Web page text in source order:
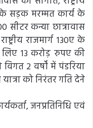
के सड़क मरम्मत कार्य के
कन्या छात्रावास
राजमार्ग 130ए के
13 करोड़ रुपए की
2 वर्षों में पंडरिया
को निरंतर गति देने
जनप्रतिनिधि एवं